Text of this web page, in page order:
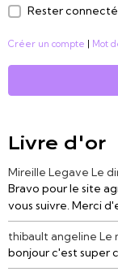
Rester connecté
Créer un compte Mot
Livre d'or
Mireille Legave Le
Bravo pour le site
vous suivre. Merci
thibault angeline Le
bonjour c'est super